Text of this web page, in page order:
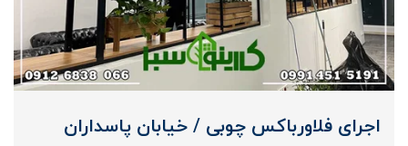
اجرای فلاورباکس چوبی / خیابان پاسداران